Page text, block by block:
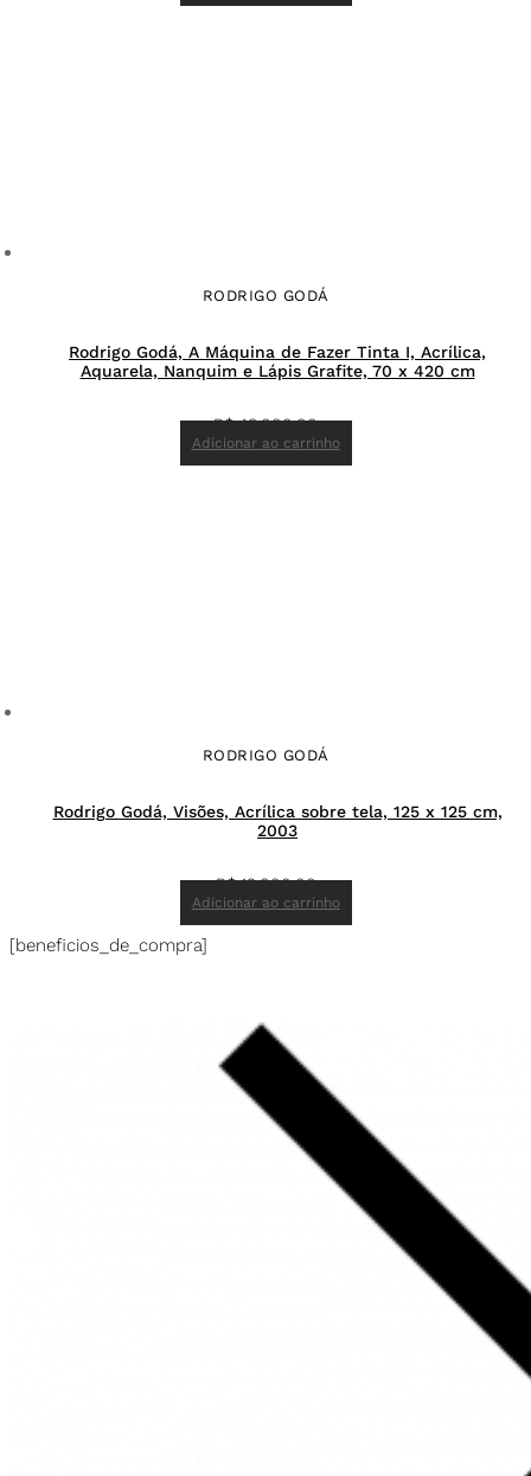
RODRIGO GODÁ
Rodrigo Godá, A Máquina de Fazer Tinta I, Acrílica,
Aquarela, Nanquim e Lápis Grafite, 70 x 420 cm
R$48.000,00
Adicionar ao carrinho
RODRIGO GODÁ
Rodrigo Godá, Visões, Acrílica sobre tela, 125 x 125 cm,
2003
R$19.000,00
Adicionar ao carrinho
[beneficios_de_compra]